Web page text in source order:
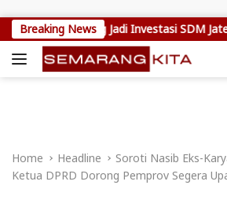
Breaking News
Jepang Jadi Investasi SDM Jateng
Home Headline
Soroti Nasib Eks-
Ketua DPRD Dorong Pemprov Segera